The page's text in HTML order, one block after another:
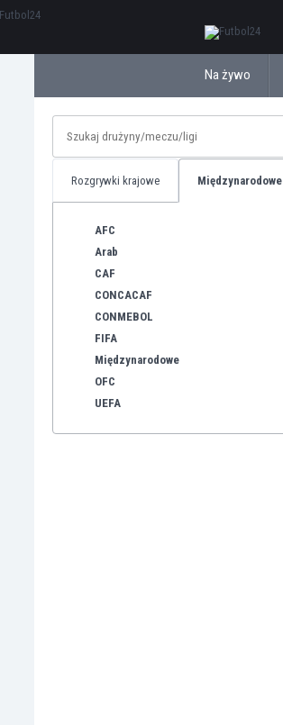
Na żywo
Rozgrywki krajowe Międzynarodowe
AFC
Arab
CAF
CONCACAF
CONMEBOL
FIFA
Międzynarodowe
OFC
UEFA